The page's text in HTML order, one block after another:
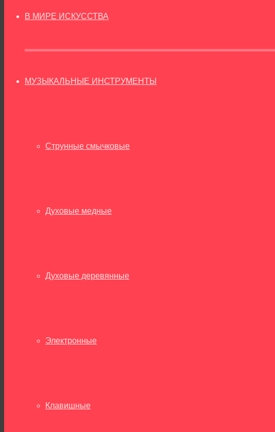
В МИРЕ ИСКУССТВА
МУЗЫКАЛЬНЫЕ ИНСТРУМЕНТЫ
Струнные смычковые
Духовые медные
Духовые деревянные
Электронные
Клавишные